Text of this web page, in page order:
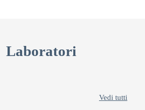
Laboratori
Vedi tutti